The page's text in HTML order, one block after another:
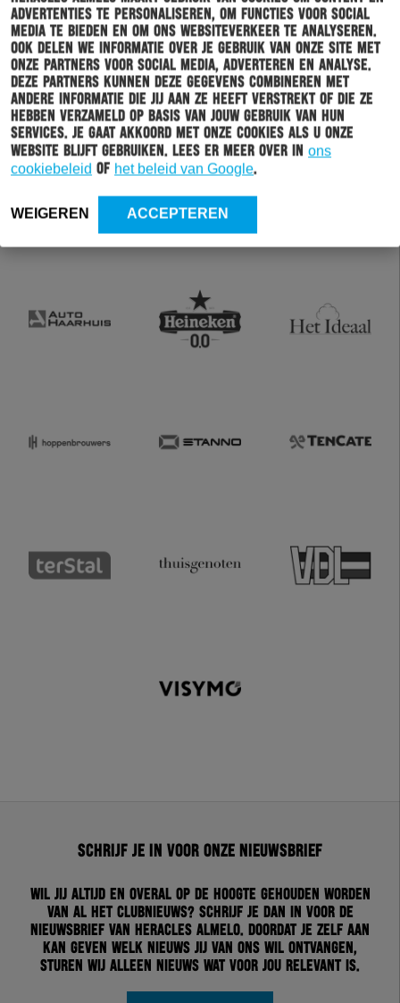
advertenties te personaliseren, om functies voor social
media te bieden en om ons websiteverkeer te analyseren.
Ook delen we informatie over je gebruik van onze site met
onze partners voor social media, adverteren en analyse.
Deze partners kunnen deze gegevens combineren met
andere informatie die jij aan ze heeft verstrekt of die ze
hebben verzameld op basis van jouw gebruik van hun
services. Je gaat akkoord met onze cookies als u onze
website blijft gebruiken. Lees er meer over in ons
cookiebeleid of het beleid van Google.
WEIGEREN ACCEPTEREN
Schrijf je in voor onze nieuwsbrief
Wil jij altijd en overal op de hoogte gehouden worden
van al het clubnieuws? Schrijf je dan in voor de
nieuwsbrief van Heracles Almelo. Doordat je zelf aan
kan geven welk nieuws jij van ons wil ontvangen,
sturen wij alleen nieuws wat voor jou relevant is.